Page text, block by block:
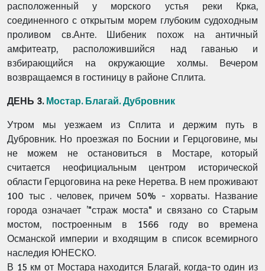
расположенный у морского устья реки Крка,
соединенного с открытым морем глубоким судоходным
проливом св.Анте. Шибеник похож на античный
амфитеатр, расположившийся над гаванью и
взбирающийся на окружающие холмы. Вечером
возвращаемся в гостиницу в районе Сплита.
ДЕНЬ 3. Мостар. Благай. Дубровник
Утром мы уезжаем из Сплита и держим путь в
Дубровник. Но проезжая по Боснии и Герцоговине, мы
не можем не остановиться в Мостаре, который
считается неофициальным центром исторической
области Герцоговина на реке Неретва. В нем проживают
100 тыс . человек, причем 50% - хорваты. Название
города означает ’"страж моста" и связано со Старым
мостом, построенным в 1566 году во времена
Османской империи и входящим в список всемирного
наследия ЮНЕСКО.
В 15 км от Мостара находится Благай, когда-то один из